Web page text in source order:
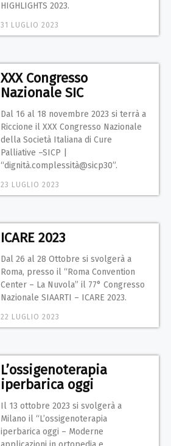
HIGHLIGHTS 2023.
31 LUGLIO 2023
XXX Congresso
Nazionale SIC
Dal 16 al 18 novembre 2023 si terrà a
Riccione il XXX Congresso Nazionale
della Società Italiana di Cure
Palliative –SICP |
“dignità.complessità@sicp30”.
23 LUGLIO 2023
ICARE 2023
Dal 26 al 28 Ottobre si svolgerà a
Roma, presso il “Roma Convention
Center – La Nuvola” il 77° Congresso
Nazionale SIAARTI – ICARE 2023.
22 LUGLIO 2023
L’ossigenoterapia
iperbarica oggi
Il 13 ottobre 2023 si svolgerà a
Milano il “L’ossigenoterapia
iperbarica oggi – Moderne